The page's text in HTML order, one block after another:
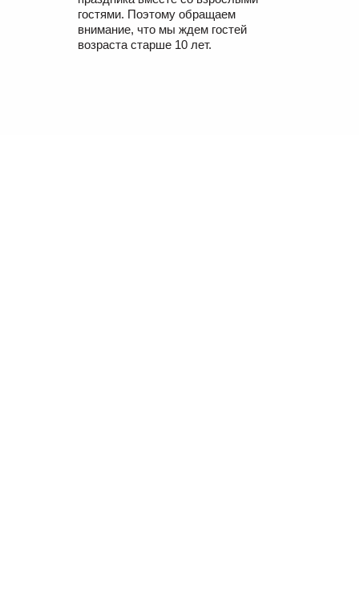
гостями. Поэтому обращаем
внимание, что мы ждем гостей
возраста старше 10 лет.